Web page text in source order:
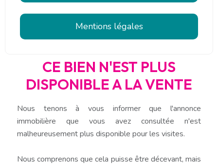
Mentions légales
CE BIEN N'EST PLUS
DISPONIBLE A LA VENTE
Nous tenons à vous informer que l'annonce
immobilière que vous avez consultée n'est
malheureusement plus disponible pour les visites.
Nous comprenons que cela puisse être décevant, mais